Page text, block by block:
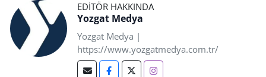
EDITÖR HAKKINDA
Yozgat Medya
Yozgat Medya |
https://www.yozgatmedya.com.tr/